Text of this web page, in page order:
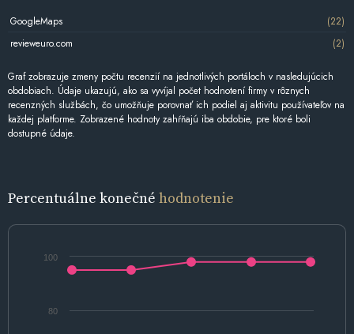
GoogleMaps
(22)
revieweuro.com
(2)
Graf zobrazuje zmeny počtu recenzií na jednotlivých portáloch v nasledujúcich
obdobiach. Údaje ukazujú, ako sa vyvíjal počet hodnotení firmy v rôznych
recenzných službách, čo umožňuje porovnať ich podiel aj aktivitu používateľov na
každej platforme. Zobrazené hodnoty zahŕňajú iba obdobie, pre ktoré boli
dostupné údaje.
Percentuálne konečné hodnotenie
80
100